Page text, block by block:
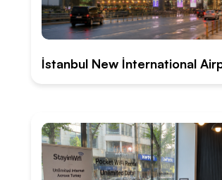
İstanbul New İnternational